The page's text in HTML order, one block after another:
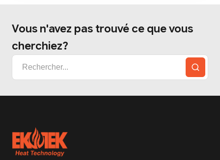
Vous n'avez pas trouvé ce que vous
cherchiez?